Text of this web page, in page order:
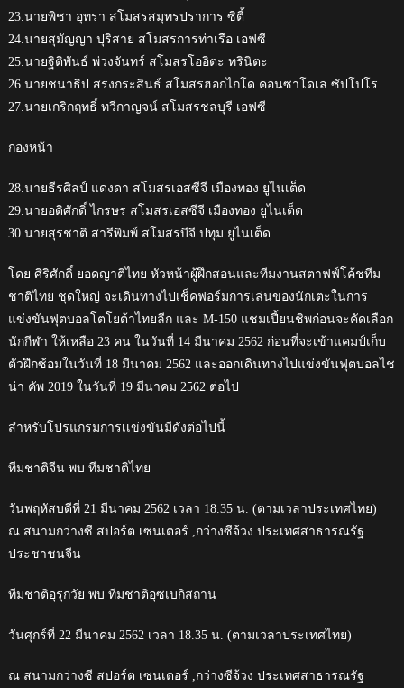
23.นายพิชา อุทรา สโมสรสมุทรปราการ ซิตี้
24.นายสุมัญญา ปุริสาย สโมสรการท่าเรือ เอฟซี
25.นายฐิติพันธ์ พ่วงจันทร์ สโมสรโออิตะ ทรินิตะ
26.นายชนาธิป สรงกระสินธ์ สโมสรฮอกไกโด คอนซาโดเล ซัปโปโร
27.นายเกริกฤทธิ์ ทวีกาญจน์ สโมสรชลบุรี เอฟซี
กองหน้า
28.นายธีรศิลป์ แดงดา สโมสรเอสซีจี เมืองทอง ยูไนเต็ด
29.นายอดิศักดิ์ ไกรษร สโมสรเอสซีจี เมืองทอง ยูไนเต็ด
30.นายสุรชาติ สารีพิมพ์ สโมสรบีจี ปทุม ยูไนเต็ด
โดย ศิริศักดิ์ ยอดญาติไทย หัวหน้าผู้ฝึกสอนและทีมงานสตาฟฟ์โค้ชทีม
ชาติไทย ชุดใหญ่ จะเดินทางไปเช็คฟอร์มการเล่นของนักเตะในการ
แข่งขันฟุตบอลโตโยต้าไทยลีก และ M-150 แชมเปี้ยนชิพก่อนจะคัดเลือก
นักกีฬา ให้เหลือ 23 คน ในวันที่ 14 มีนาคม 2562 ก่อนที่จะเข้าแคมป์เก็บ
ตัวฝึกซ้อมในวันที่ 18 มีนาคม 2562 และออกเดินทางไปแข่งขันฟุตบอลไช
น่า คัพ 2019 ในวันที่ 19 มีนาคม 2562 ต่อไป
สำหรับโปรแกรมการเเข่งขันมีดังต่อไปนี้
ทีมชาติจีน พบ ทีมชาติไทย
วันพฤหัสบดีที่ 21 มีนาคม 2562 เวลา 18.35 น. (ตามเวลาประเทศไทย)
ณ สนามกว่างซี สปอร์ต เซนเตอร์ ,กว่างซีจ้วง ประเทศสาธารณรัฐ
ประชาชนจีน
ทีมชาติอุรุกวัย พบ ทีมชาติอุซเบกิสถาน
วันศุกร์ที่ 22 มีนาคม 2562 เวลา 18.35 น. (ตามเวลาประเทศไทย)
ณ สนามกว่างซี สปอร์ต เซนเตอร์ ,กว่างซีจ้วง ประเทศสาธารณรัฐ